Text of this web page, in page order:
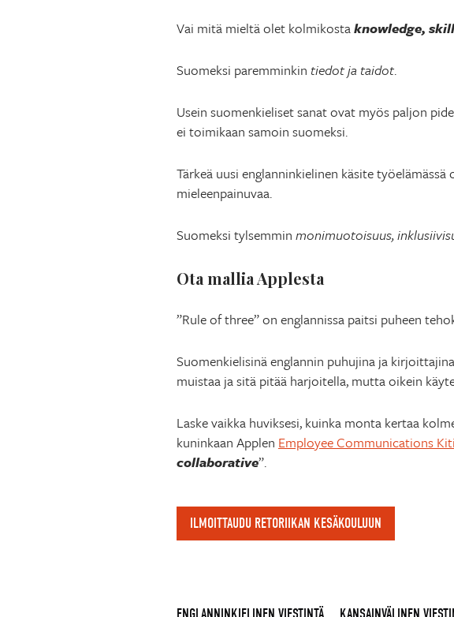
Vai mitä mieltä olet kolmikostaknowledge,
Suomeksi paremminkin tiedot ja taidot.
Usein suomenkieliset sanat ovat myös paljon
ei toimikaan samoin suomeksi.
Tärkeä uusi englanninkielinen käsite työelämässä
mieleenpainuvaa.
Suomeksi tylsemmin monimuotoisuus,
Ota mallia Applesta
”Rule of three” on englannissa paitsi puheen
Suomenkielisinä englannin puhujina ja
muistaa ja sitä pitää harjoitella, mutta oikein
Laske vaikka huviksesi, kuinka monta kertaa
kuninkaan Applen Employee Communications
collaborative”.
ILMOITTAUDU RETORIIKAN KESÄKOULUUN